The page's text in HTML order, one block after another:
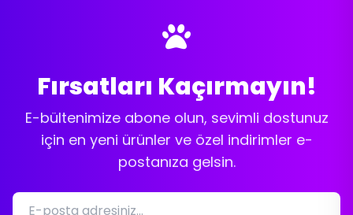
Fırsatları Kaçırmayın!
E-bültenimize abone olun, sevimli dostunuz
için en yeni ürünler ve özel indirimler e-
postanıza gelsin.